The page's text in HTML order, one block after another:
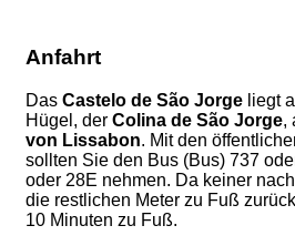
Anfahrt
Das Castelo de São Jorge liegt
Hügel, der Colina de São Jorge,
von Lissabon. Mit den
sollten Sie den Bus (Bus) 737
oder 28E nehmen. Da keiner
die restlichen Meter zu Fuß
10 Minuten zu Fuß.